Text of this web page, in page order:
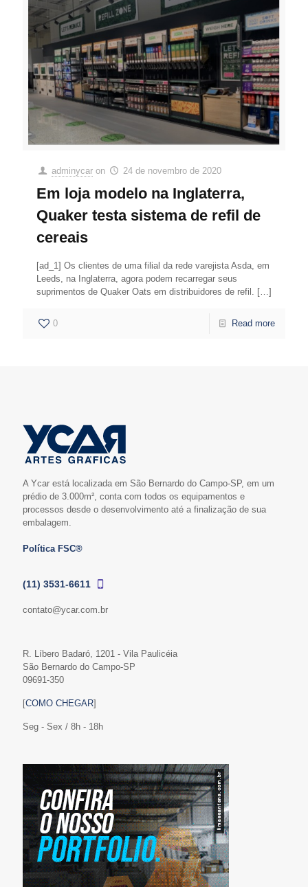
adminycar on 24 de novembro de 2020
Em loja modelo na Inglaterra,
Quaker testa sistema de refil de
cereais
[ad_1] Os clientes de uma filial da rede varejista Asda, em
Leeds, na Inglaterra, agora podem recarregar seus
suprimentos de Quaker Oats em distribuidores de refil.
[…]
0 Read more
A Ycar está localizada em São Bernardo do Campo-SP, em um
prédio de 3.000m², conta com todos os equipamentos e
processos desde o desenvolvimento até a finalização de sua
embalagem.
Política FSC®
(11) 3531-6611
contato@ycar.com.br
R. Líbero Badaró, 1201 - Vila Paulicéia
São Bernardo do Campo-SP
09691-350
[COMO CHEGAR]
Seg - Sex / 8h - 18h